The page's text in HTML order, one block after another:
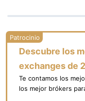
Descubre los
exchanges de
Te contamos los
los mejor brókers